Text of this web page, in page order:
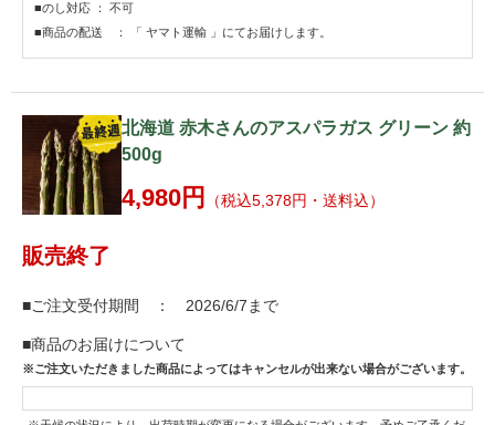
■のし対応 ： 不可
■商品の配送 ： 「 ヤマト運輸 」にてお届けします。
北海道 赤木さんのアスパラガス グリーン 約
500g
4,980円 （税込5,378円・送料込）
販売終了
■ご注文受付期間 ： 2026/6/7まで
■商品のお届けについて
※ご注文いただきました商品によってはキャンセルが出来ない場合がございます。